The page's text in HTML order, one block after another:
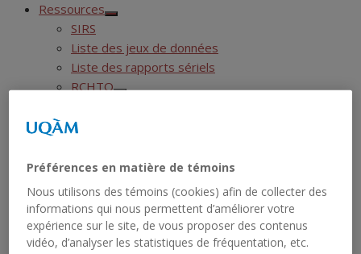
Ressources
Show
menu
SIRS
Liste des jeux de données
Liste des rapports sériels
RCHTQ
Numéros
Autres publications du RCHTQ
Cyberexposition : Déjouer la fatalité
Réseau institutionnel
Show
sub
Cartographie
Préférences en matière de témoins
Nous utilisons des témoins (cookies) afin de collecter des
informations qui nous permettent d’améliorer votre
expérience sur le site, de vous proposer des contenus
vidéo, d’analyser les statistiques de fréquentation, etc.